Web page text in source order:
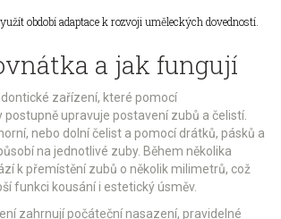
období adaptace k rozvoji uměleckých dovedností.
a jak fungují
zařízení, které pomocí
postupně upravuje postavení zubů a čelistí.
nebo dolní čelist a pomocí drátků, pásků a
na jednotlivé zuby. Během několika
k přemístění zubů o několik milimetrů, což
funkci kousání i estetický úsměv.
zahrnují počáteční nasazení, pravidelné